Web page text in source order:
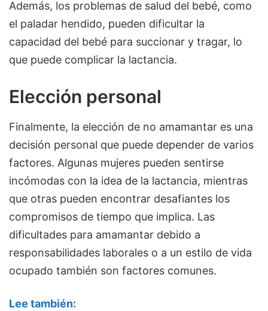
Además, los problemas de salud del bebé, como
el paladar hendido, pueden dificultar la
capacidad del bebé para succionar y tragar, lo
que puede complicar la lactancia.
Elección personal
Finalmente, la elección de no amamantar es una
decisión personal que puede depender de varios
factores. Algunas mujeres pueden sentirse
incómodas con la idea de la lactancia, mientras
que otras pueden encontrar desafiantes los
compromisos de tiempo que implica. Las
dificultades para amamantar debido a
responsabilidades laborales o a un estilo de vida
ocupado también son factores comunes.
Lee también: